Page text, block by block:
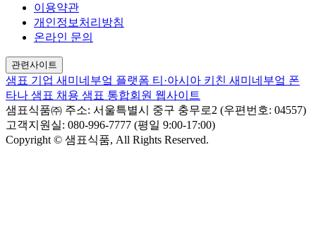
이용약관
개인정보처리방침
온라인 문의
관련사이트
샘표 기업 새미네부엌 플랫폼 티·아시아 키친 새미네부엌 폰
타나 샘표 채용 샘표 통합회원 웹사이트
샘표식품㈜ 주소: 서울특별시 중구 충무로2 (우편번호: 04557)
고객지원실: 080-996-7777 (평일 9:00-17:00)
Copyright © 샘표식품, All Rights Reserved.